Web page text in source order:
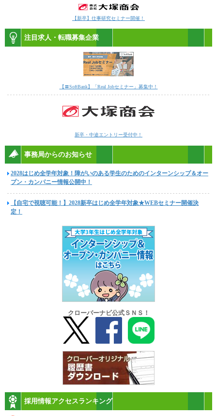
【新卒】仕事研究セミナー開催！
注目求人・転職募集企業
【〓SoftBank】「Real Jobセミナー」募集中！
新卒・中途エントリー受付中！
事務局からのお知らせ
2028はじめ全学年対象！障がいのある学生のためのインターンシップ＆オー
プン・カンパニー情報公開中！
【自宅で視聴可能！】2028新卒はじめ全学年対象★WEBセミナー開催決
定！
クローバーナビ公式ＳＮＳ！
採用情報アクセスランキング